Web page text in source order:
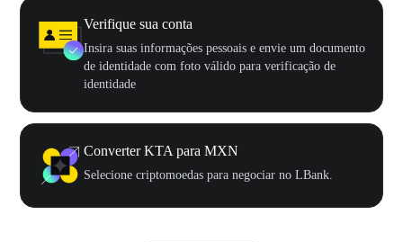
Verifique sua conta
Insira suas informações pessoais e envie um documento
de identidade com foto válido para verificação de
identidade
Converter KTA para MXN
Selecione criptomoedas para negociar no LBank.